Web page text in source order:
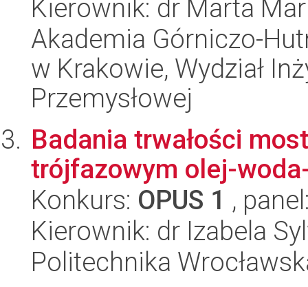
Kierownik: dr Marta
Akademia Górniczo-
w Krakowie, Wydział
Przemysłowej
Badania trwałości
trójfazowym olej-woda-
Konkurs: OPUS 1 ,
Kierownik: dr Izabela
Politechnika